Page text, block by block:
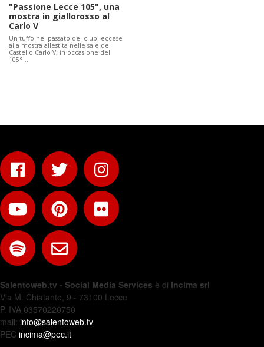
"Passione Lecce 105", una
mostra in giallorosso al
Carlo V
Un tuffo nel passato del club leccese
alla mostra allestita nelle sale del
Castello Carlo V, in occasione del
105°…
Salentoweb.tv - Social Media Services è di Incima srl
Via M. Chiatante, 9 - 73100 Lecce
P. IVA 03570220750
mail: info@salentoweb.tv
PEC incima@pec.it